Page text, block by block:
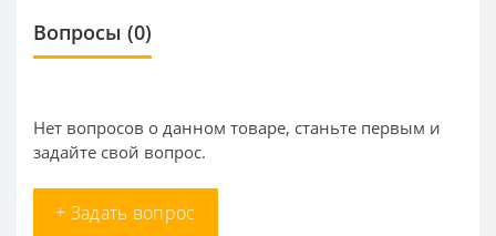
Вопросы (0)
Нет вопросов о данном товаре, станьте первым и
задайте свой вопрос.
+ Задать вопрос